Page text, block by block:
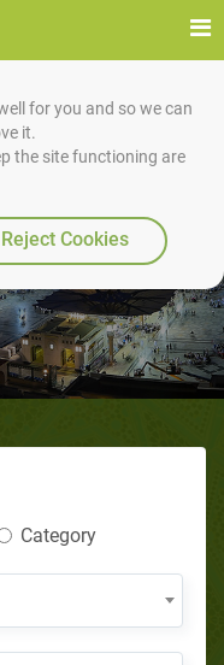
for you and so we can
it.
the site functioning are
Reject Cookies
方式
Category